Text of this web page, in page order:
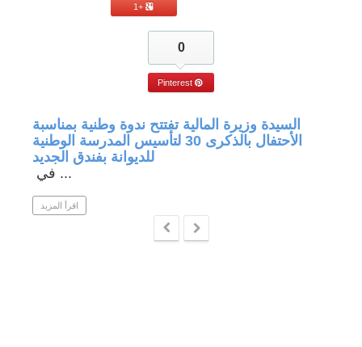
+1
0
Pinterest
السيدة وزيرة المالية تفتتح ندوة وطنية بمناسبة
الأحتفال بالذكرى 30 لتأسيس المدرسة الوطنية
للديوانة بفندق الجديد
في ...
اقرأ المزيد